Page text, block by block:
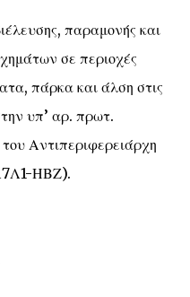
παραμονής και
σε περιοχές
πάρκα και άλση στις
υπ’ αρ. πρωτ.
Αντιπεριφερειάρχη
ΗΒΖ).